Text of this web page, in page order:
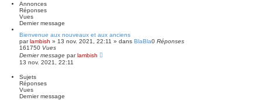
r a
v
n
Annonces
Réponses
Vues
Dernier message
Bienvenue aux nouveaux et aux anciens
parlambish » 13 nov. 2021, 22:11 » dans BlaBla0 Réponses
161750 Vues
Dernier message parlambish
13 nov. 2021, 22:11
Sujets
Réponses
Vues
Dernier message